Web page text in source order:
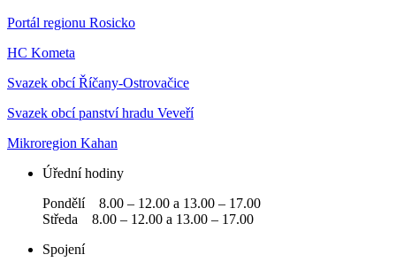
Portál regionu Rosicko
HC Kometa
Svazek obcí Říčany-Ostrovačice
Svazek obcí panství hradu Veveří
Mikroregion Kahan
Úřední hodiny
Pondělí 8.00 – 12.00 a 13.00 – 17.00
Středa 8.00 – 12.00 a 13.00 – 17.00
Spojení